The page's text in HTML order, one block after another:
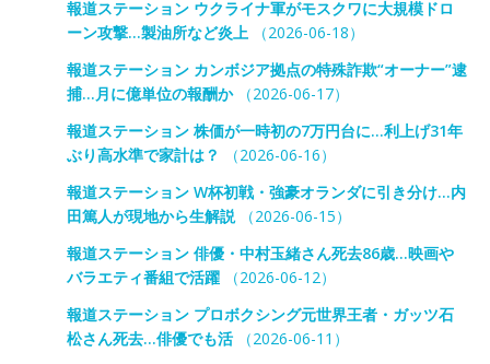
報道ステーション ウクライナ軍がモスクワに大規模ドロ
ーン攻撃…製油所など炎上（2026-06-18）
報道ステーション カンボジア拠点の特殊詐欺“オーナー”逮
捕…月に億単位の報酬か（2026-06-17）
報道ステーション 株価が一時初の7万円台に…利上げ31年
ぶり高水準で家計は？
（2026-06-16）
報道ステーション W杯初戦・強豪オランダに引き分け…内
田篤人が現地から生解説（2026-06-15）
報道ステーション 俳優・中村玉緒さん死去86歳…映画や
バラエティ番組で活躍（2026-06-12）
報道ステーション プロボクシング元世界王者・ガッツ石
松さん死去…俳優でも活（2026-06-11）